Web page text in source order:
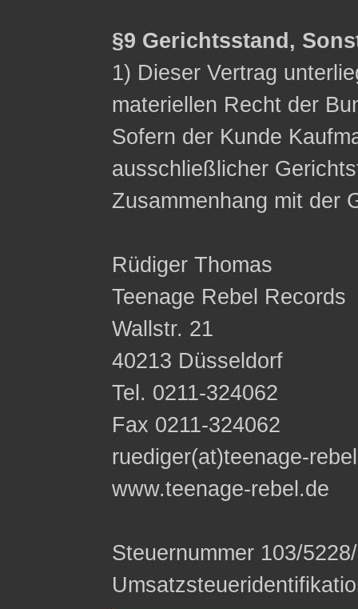
§9 Gerichtsstand,
1) Dieser Vertrag
materiellen Recht der
Sofern der Kunde
ausschließlicher
Zusammenhang mit der
Rüdiger Thomas
Teenage Rebel Records
Wallstr. 21
40213 Düsseldorf
Tel. 0211-324062
Fax 0211-324062
ruediger(at)teenage-
www.teenage-rebel.de
Steuernummer 103/